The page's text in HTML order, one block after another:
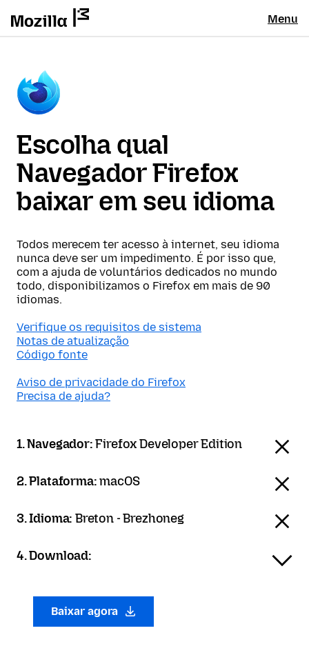
Menu
Escolha qual
Navegador Firefox
baixar em seu idioma
Todos merecem ter acesso à internet, seu idioma
nunca deve ser um impedimento. É por isso que,
com a ajuda de voluntários dedicados no mundo
todo, disponibilizamos o Firefox em mais de 90
idiomas.
Verifique os requisitos de sistema
Notas de atualização
Código fonte
Aviso de privacidade do Firefox
Precisa de ajuda?
1. Navegador:Firefox Developer Edition
2. Plataforma:macOS
3. Idioma:Breton - Brezhoneg
4. Download:
Baixar agora